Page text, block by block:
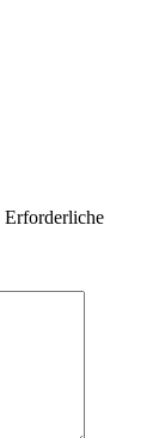
Erforderliche